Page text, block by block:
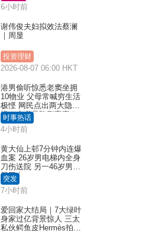
6小时前
谢伟俊夫妇拟效法蔡澜
｜周显
投资理财
2026-08-07 06:00 HKT
港男偷听惊悉老窦坐拥
10物业 父母常喊穷生活
极悭 网民点出两大隐
忧：未必是隐形富豪｜
Juicy叮
时事热话
4小时前
黄大仙上邨7分钟内连爆
血案 26岁男电梯内全身
刀伤送院 另一46岁男倒
毙平台
突发
7小时前
爱回家大结局｜7大绿叶
身家过亿背景惊人 三太
私伙鳄鱼皮Hermès拍剧